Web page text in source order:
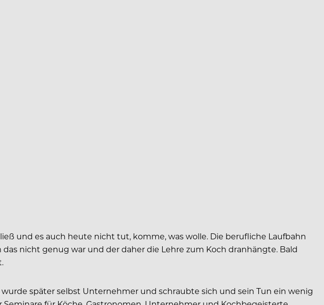
und es auch heute nicht tut, komme, was wolle. Die berufliche Laufbahn
nicht genug war und der daher die Lehre zum Koch dranhängte. Bald
später selbst Unternehmer und schraubte sich und sein Tun ein wenig